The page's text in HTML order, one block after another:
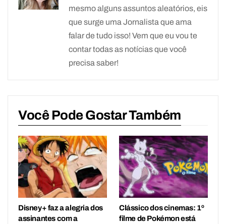
mesmo alguns assuntos aleatórios, eis
que surge uma Jornalista que ama
falar de tudo isso! Vem que eu vou te
contar todas as notícias que você
precisa saber!
Você Pode Gostar Também
Disney+ faz a alegria dos
assinantes com a
Clássico dos cinemas: 1º
filme de Pokémon está